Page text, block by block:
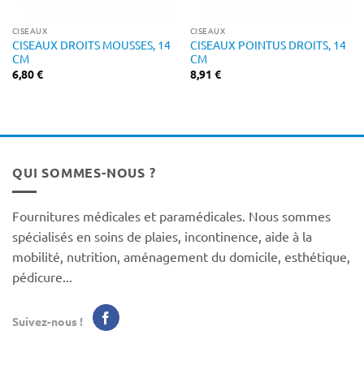
CISEAUX
CISEAUX DROITS MOUSSES, 14
CM
6,80€
CISEAUX
CISEAUX POINTUS DROITS, 14
CM
8,91 €
QUI SOMMES-NOUS ?
Fournitures médicales et paramédicales. Nous sommes
spécialisés en soins de plaies, incontinence, aide à la
mobilité, nutrition, aménagement du domicile, esthétique,
pédicure...
Suivez-nous !